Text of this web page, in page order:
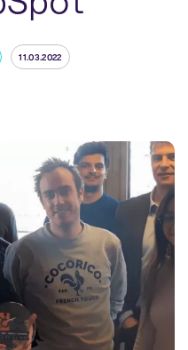
11.03.2022